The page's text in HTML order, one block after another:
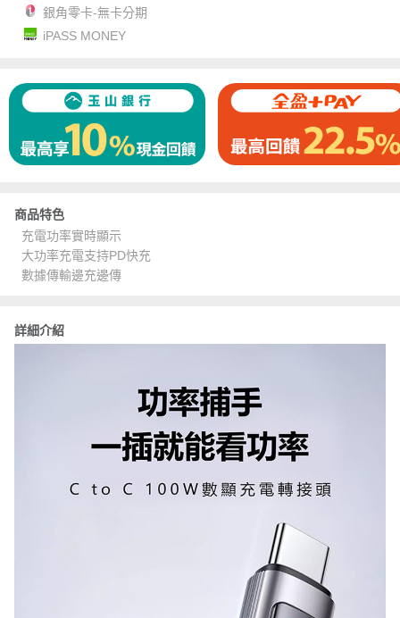
銀角零卡-無卡分期
iPASS MONEY
商品特色
充電功率實時顯示
大功率充電支持PD快充
數據傳輸邊充邊傳
詳細介紹